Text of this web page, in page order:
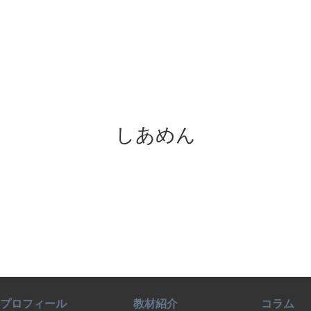
しあめん
プロフィール 教材紹介 コラム